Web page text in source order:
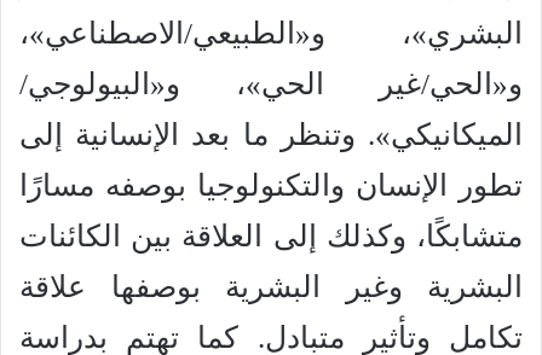
البشري»، و«الطبيعي/الاصطناعي»،
و«الحي/غير الحي»، و«البيولوجي/
الميكانيكي». وتنظر ما بعد الإنسانية إلى
تطور الإنسان والتكنولوجيا بوصفه مسارًا
متشابكًا، وكذلك إلى العلاقة بين الكائنات
البشرية وغير البشرية بوصفها علاقة
تكامل وتأثير متبادل. كما تهتم بدراسة